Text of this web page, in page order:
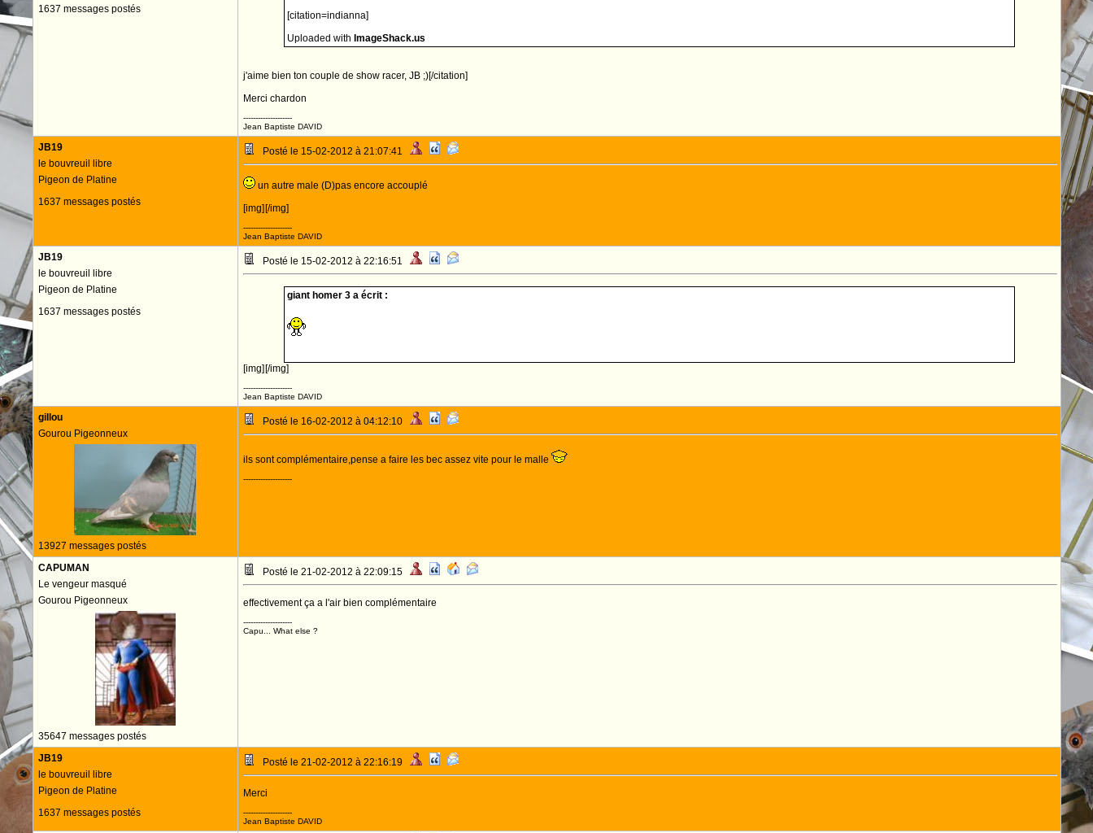
1637 messages postés
[citation=indianna]
Uploaded with ImageShack.us
j'aime bien ton couple de show racer, JB ;)[/citation]
Merci chardon
--------------------
Jean Baptiste DAVID
JB19
le bouvreuil libre
Pigeon de Platine
1637 messages postés
Posté le 15-02-2012 à 21:07:41
un autre male (D)pas encore accouplé
[img] [/img]
--------------------
Jean Baptiste DAVID
JB19
le bouvreuil libre
Pigeon de Platine
1637 messages postés
Posté le 15-02-2012 à 22:16:51
giant homer 3 a écrit :
[img] [/img]
--------------------
Jean Baptiste DAVID
gillou
Gourou Pigeonneux
13927 messages postés
Posté le 16-02-2012 à 04:12:10
ils sont complémentaire,pense a faire les bec assez vite pour le malle
--------------------
CAPUMAN
Le vengeur masqué
Gourou Pigeonneux
35647 messages postés
Posté le 21-02-2012 à 22:09:15
effectivement ça a l'air bien complémentaire
--------------------
Capu... What else ?
JB19
le bouvreuil libre
Pigeon de Platine
1637 messages postés
Posté le 21-02-2012 à 22:16:19
Merci
--------------------
Jean Baptiste DAVID